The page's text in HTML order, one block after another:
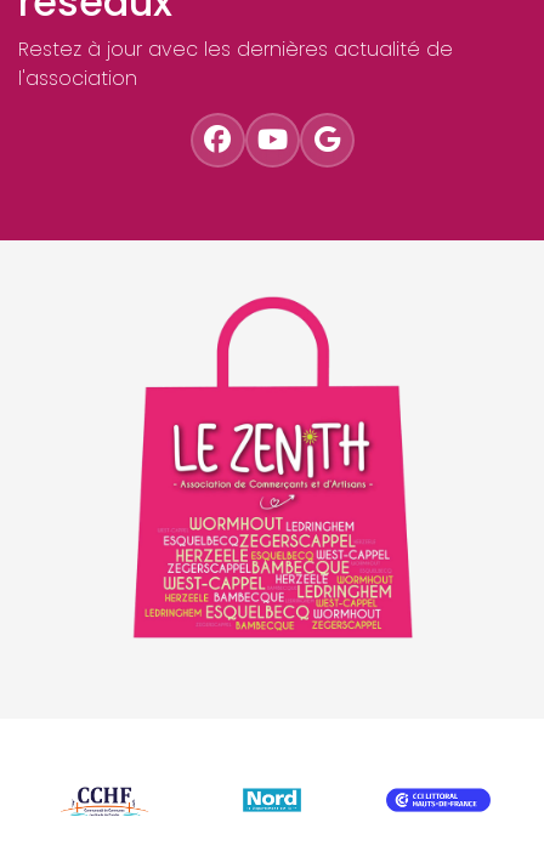
Restez à jour avec les dernières actualité de
l'association